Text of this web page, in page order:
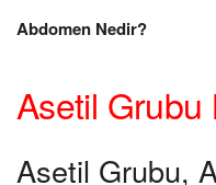
Abdomen Nedir?
Asetil Grubu
Asetil Grubu,